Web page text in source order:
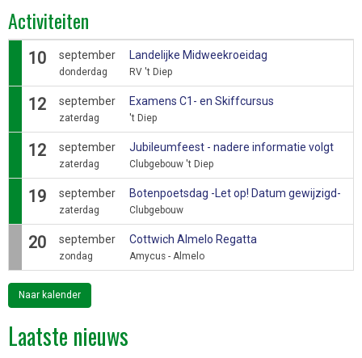
Activiteiten
10 september
donderdag
Landelijke Midweekroeidag
RV 't Diep
12 september
zaterdag
Examens C1- en Skiffcursus
't Diep
12 september
zaterdag
Jubileumfeest - nadere informatie volgt
Clubgebouw 't Diep
19 september
zaterdag
Botenpoetsdag -Let op! Datum gewijzigd-
Clubgebouw
20 september
zondag
Cottwich Almelo Regatta
Amycus - Almelo
Naar kalender
Laatste nieuws